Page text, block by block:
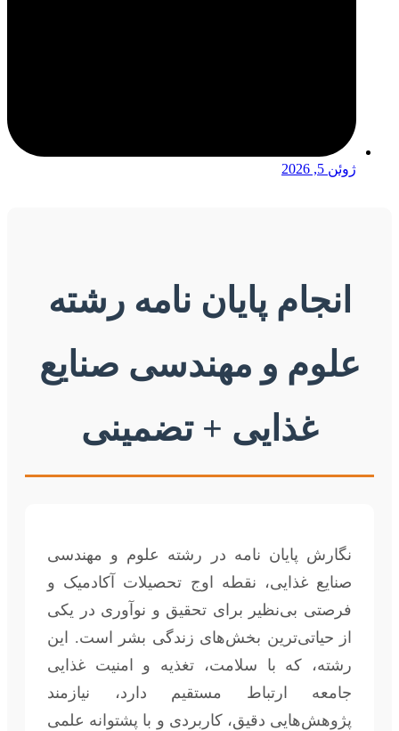
ژوئن 5, 2026
انجام پایان نامه رشته
علوم و مهندسی صنایع
غذایی + تضمینی
نگارش پایان نامه در رشته علوم و مهندسی
صنایع غذایی، نقطه اوج تحصیلات آکادمیک و
فرصتی بی‌نظیر برای تحقیق و نوآوری در یکی
از حیاتی‌ترین بخش‌های زندگی بشر است. این
رشته، که با سلامت، تغذیه و امنیت غذایی
جامعه ارتباط مستقیم دارد، نیازمند
پژوهش‌هایی دقیق، کاربردی و با پشتوانه علمی